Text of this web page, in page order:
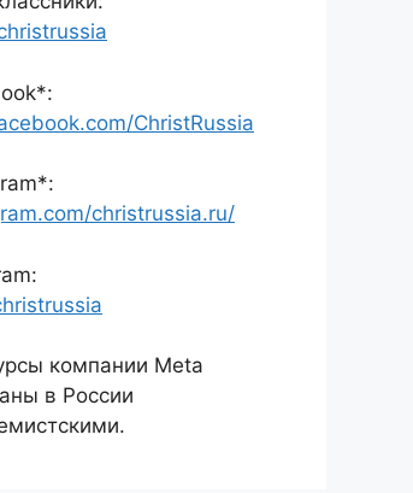
ChristRussia
christrussia.ru/
компании Meta
в России